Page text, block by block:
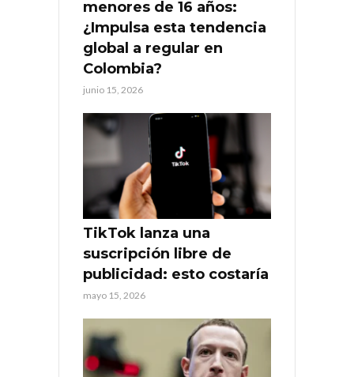
menores de 16 años:
¿Impulsa esta tendencia
global a regular en
Colombia?
junio 15, 2026
TikTok lanza una
suscripción libre de
publicidad: esto costaría
mayo 15, 2026